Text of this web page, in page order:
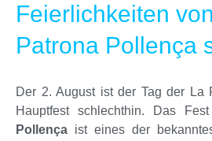
Feierlichkeiten
Patrona Pollença
Der 2. August ist der Tag der La
Hauptfest schlechthin. Das
Pollença ist eines der